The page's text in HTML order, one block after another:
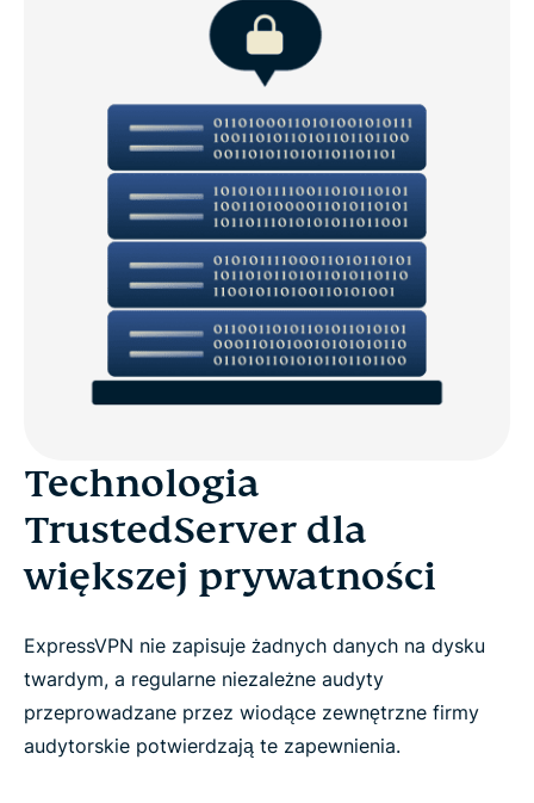
Technologia
TrustedServer dla
większej prywatności
ExpressVPN nie zapisuje żadnych danych na dysku
twardym, a regularne niezależne audyty
przeprowadzane przez wiodące zewnętrzne firmy
audytorskie potwierdzają te zapewnienia.